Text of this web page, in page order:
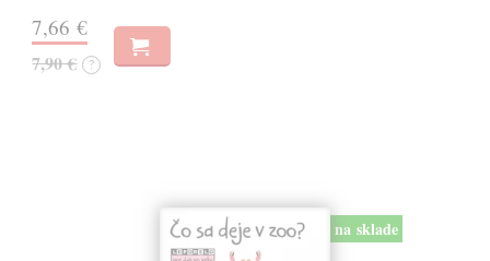
7,66 €
7,90 € ?
na sklade